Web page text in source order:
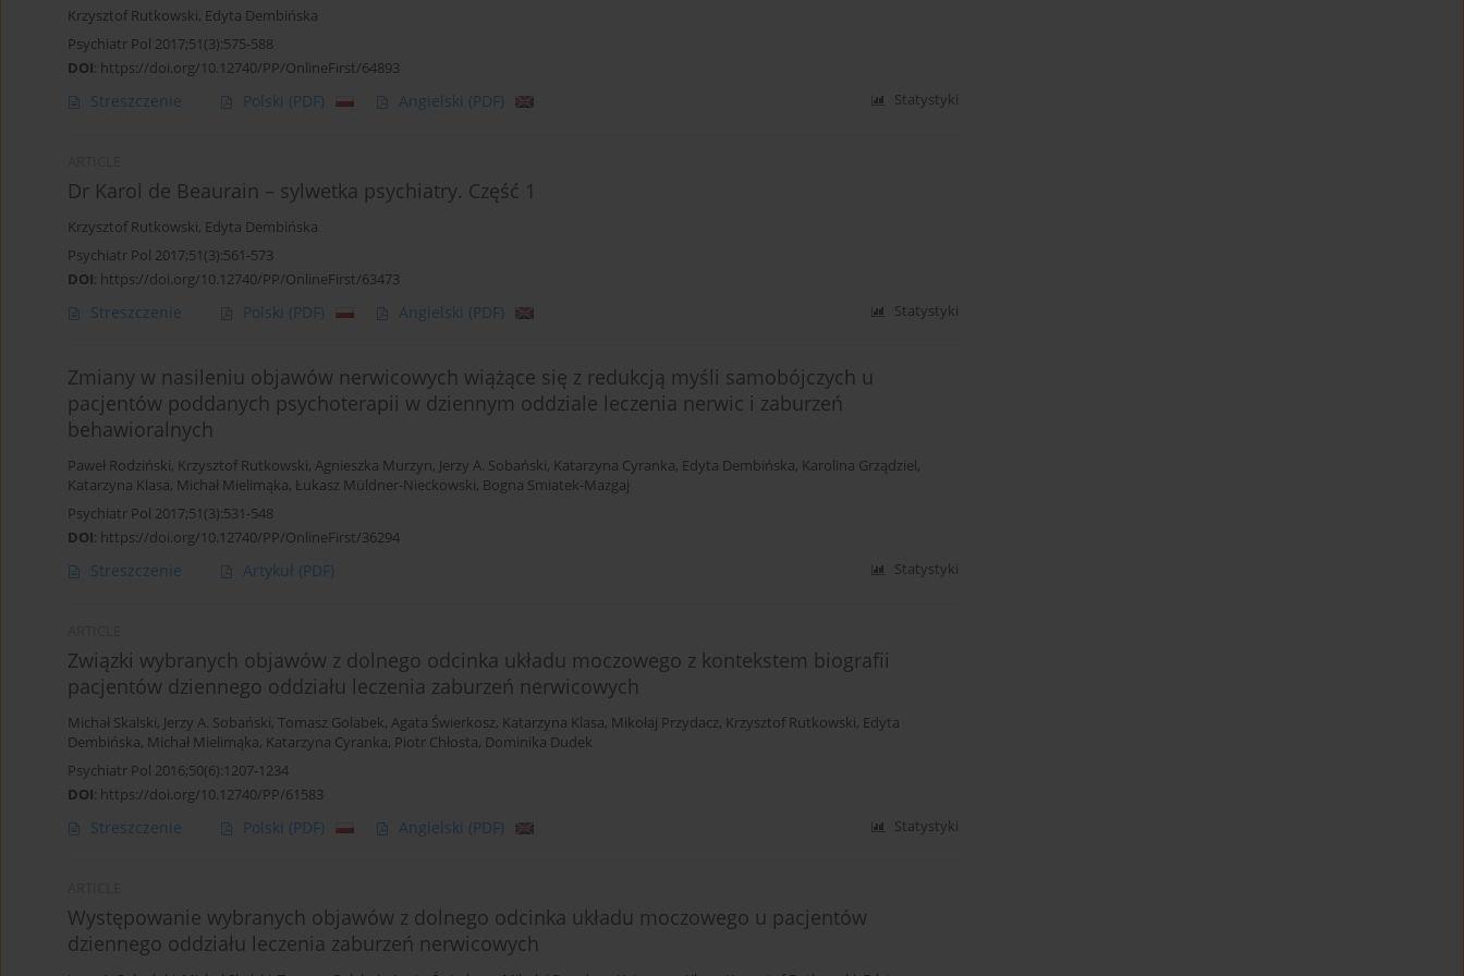
Krzysztof Rutkowski, Edyta Dembińska
Psychiatr Pol 2017;51(3):575-588
DOI: https://doi.org/10.12740/PP/OnlineFirst/64893
Streszczenie Polski (PDF) Angielski (PDF) Statystyki
Dr Karol de Beaurain – sylwetka psychiatry. Część 1
Krzysztof Rutkowski, Edyta Dembińska
Psychiatr Pol 2017;51(3):561-573
DOI: https://doi.org/10.12740/PP/OnlineFirst/63473
Streszczenie Polski (PDF) Angielski (PDF) Statystyki
Zmiany w nasileniu objawów nerwicowych wiążące się z redukcją myśli samobójczych u
pacjentów poddanych psychoterapii w dziennym oddziale leczenia nerwic i zaburzeń
behawioralnych
Paweł Rodziński, Krzysztof Rutkowski, Agnieszka Murzyn, Jerzy A. Sobański, Katarzyna Cyranka, Edyta Dembińska, Karolina Grządziel,
Katarzyna Klasa, Michał Mielimąka, Łukasz Müldner-Nieckowski, Bogna Smiatek-Mazgaj
Psychiatr Pol 2017;51(3):531-548
DOI: https://doi.org/10.12740/PP/OnlineFirst/36294
Streszczenie Artykuł (PDF) Statystyki
Związki wybranych objawów z dolnego odcinka układu moczowego z kontekstem biografii
pacjentów dziennego oddziału leczenia zaburzeń nerwicowych
Michał Skalski, Jerzy A. Sobański, Tomasz Golabek, Agata Świerkosz, Katarzyna Klasa, Mikołaj Przydacz, Krzysztof Rutkowski, Edyta
Dembińska, Michał Mielimąka, Katarzyna Cyranka, Piotr Chłosta, Dominika Dudek
Psychiatr Pol 2016;50(6):1207-1234
DOI: https://doi.org/10.12740/PP/61583
Streszczenie Polski (PDF) Angielski (PDF) Statystyki
Występowanie wybranych objawów z dolnego odcinka układu moczowego u pacjentów
dziennego oddziału leczenia zaburzeń nerwicowych